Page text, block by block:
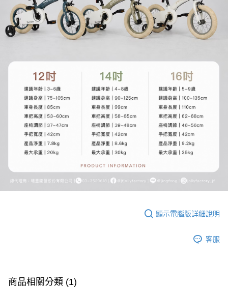
顯示電腦版詳細說明
客服
商品相關分類 (1)